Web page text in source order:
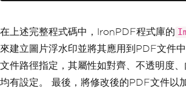
在上述完整程式碼中，IronPDF程式庫的
來建立圖片浮水印並將其應用到PDF文件
文件路徑指定，其屬性如對齊、不透明度
均有設定。 最後，將修改後的PDF文件以